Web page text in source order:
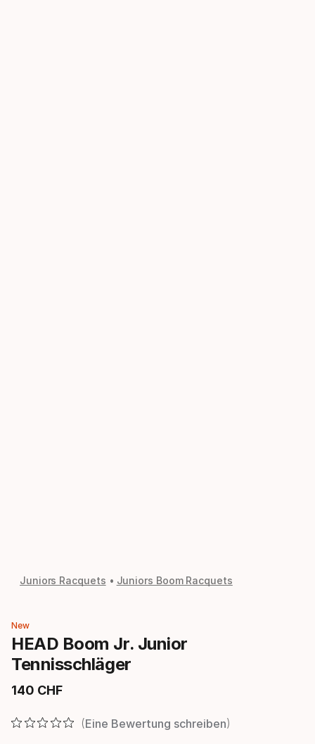
Juniors Racquets Juniors Boom Racquets
New
HEAD Boom Jr. Junior
Tennisschläger
140 CHF
Endpreis
Eine Bewertung schreiben